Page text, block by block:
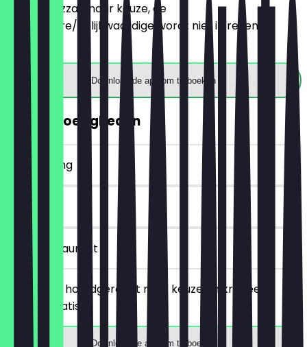
Bestel 2 pizza's naar keuze, de
goedkopere/gelijkwaardige wordt niet in rekening
gebracht.
Download de app om te boeken
GRATIS Zoetigheden
~€ 7 korting
90 dagen
in het restaurant
Bestel een hoofdgerecht naar keuze en krijg een
dessert gratis.
Download de app om te boeken